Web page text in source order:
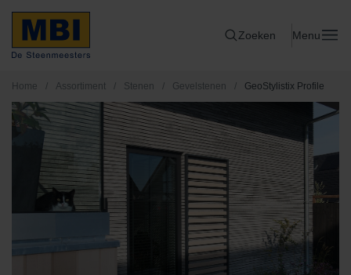
Zoeken Menu
Home / Assortiment / Stenen / Gevelstenen / GeoStylistix Profile